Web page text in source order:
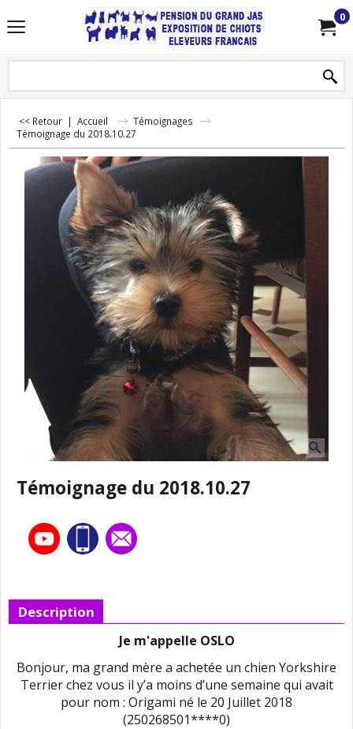
0
<< Retour | Accueil
Témoignages
Témoignage du 2018.10.27
Témoignage du 2018.10.27
Description
Je m'appelle OSLO
Bonjour, ma grand mère a achetée un chien Yorkshire
Terrier chez vous il y’a moins d’une semaine qui avait
pour nom : Origami né le 20 Juillet 2018
(250268501****0)